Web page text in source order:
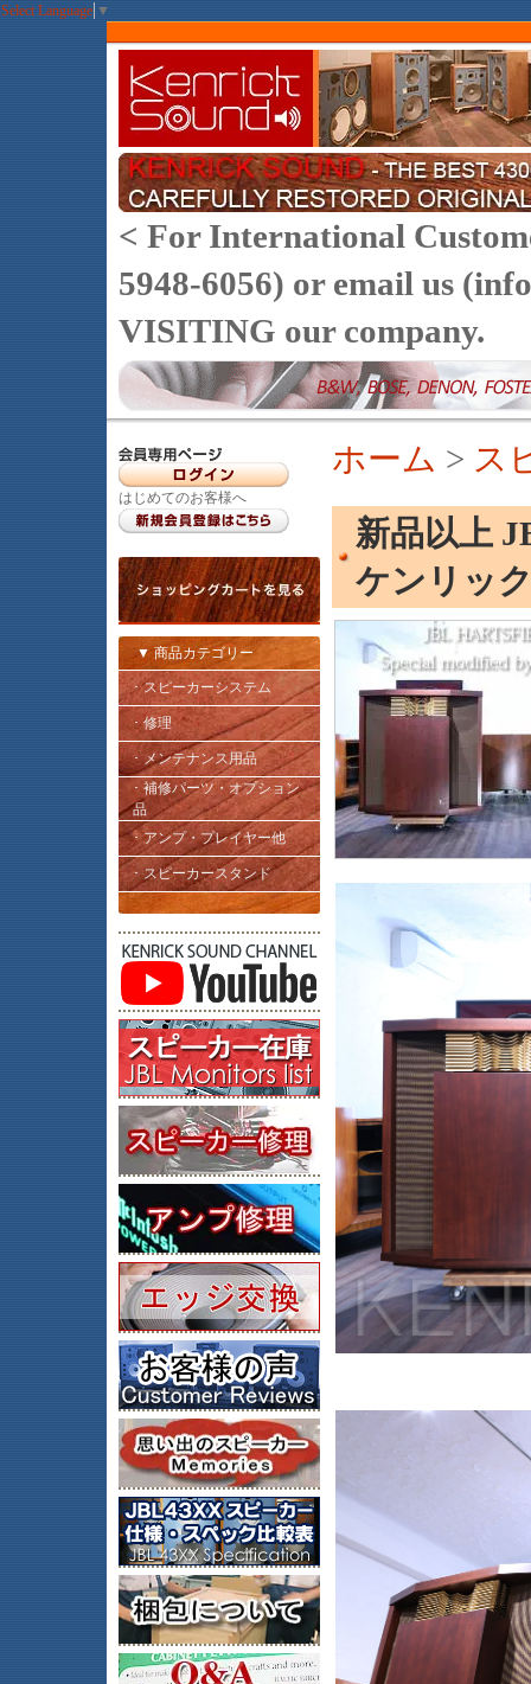
Select Language ▼
< For International
5948-6056) or email us
VISITING our company.
はじめてのお客様へ
▼ 商品カテゴリー
･ スピーカーシステム
･ 修理
･ メンテナンス用品
･ 補修パーツ・オプション
品
･ アンプ・プレイヤー他
･ スピーカースタンド
ホーム > ス
新品以上
ケンリッ